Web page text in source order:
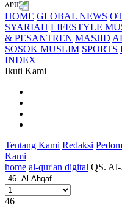
HOME GLOBAL NEWS
SYARIAH LIFESTYLE
& PESANTREN MASJID
SOSOK MUSLIM SPORTS
INDEX
Ikuti Kami
Tentang Kami Redaksi
Kami
home al-qur'an digital QS.
46